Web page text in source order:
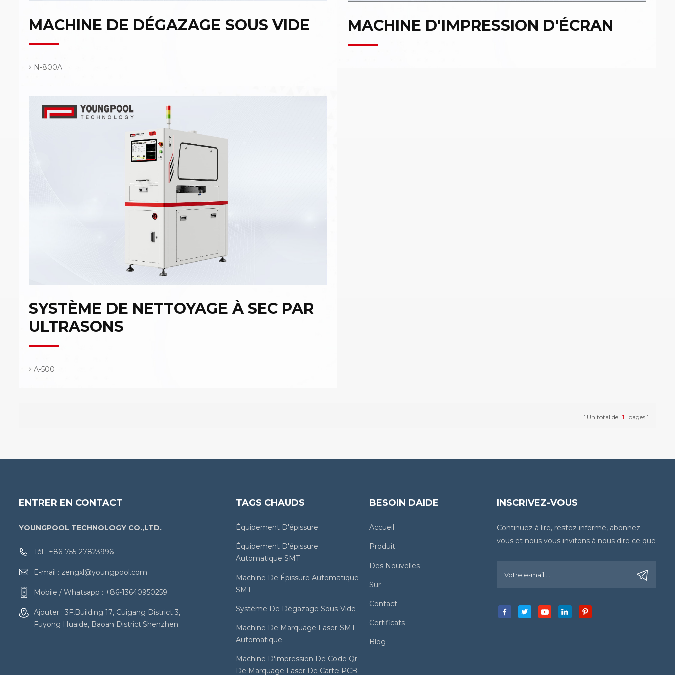
MACHINE DE DÉGAZAGE SOUS VIDE
N-800A
MACHINE D'IMPRESSION D'ÉCRAN
SYSTÈME DE NETTOYAGE À SEC PAR
ULTRASONS
A-500
Un total de 1 pages
ENTRER EN CONTACT
YOUNGPOOL TECHNOLOGY CO.,LTD.
Tél : +86-755-27823996
E-mail : zengxl@youngpool.com
Mobile / Whatsapp : +86-13640950259
Ajouter : 3F,Building 17, Cuigang District 3,
Fuyong Huaide, Baoan District.Shenzhen
TAGS CHAUDS
Équipement D'épissure
Équipement D'épissure
Automatique SMT
Machine De Épissure Automatique
SMT
Système De Dégazage Sous Vide
Machine De Marquage Laser SMT
Automatique
Machine D'impression De Code Qr
De Marquage Laser De Carte PCB
BESOIN DAIDE
Accueil
Produit
Des Nouvelles
Sur
Contact
Certificats
Blog
INSCRIVEZ-VOUS
Continuez à lire, restez informé, abonnez-
vous et nous vous invitons à nous dire ce que